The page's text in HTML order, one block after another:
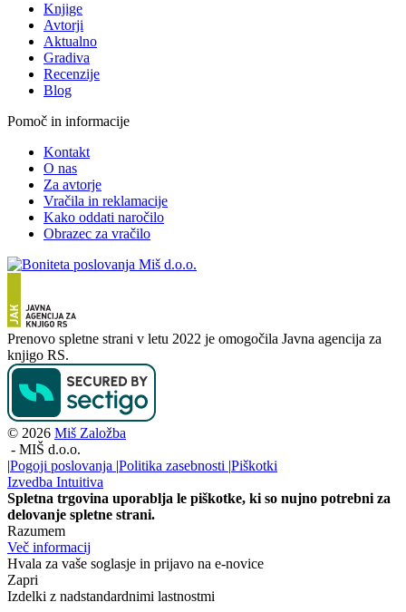
Knjige
Avtorji
Aktualno
Gradiva
Recenzije
Blog
Pomoč in informacije
Kontakt
O nas
Za avtorje
Vračila in reklamacije
Kako oddati naročilo
Obrazec za vračilo
Prenovo spletne strani v letu 2022 je omogočila Javna agencija za
knjigo RS.
© 2026 Miš Založba
- MIŠ d.o.o.
|Pogoji poslovanja |Politika zasebnosti |Piškotki
Izvedba Intuitiva
Spletna trgovina uporablja le piškotke, ki so nujno potrebni za
delovanje spletne strani.
Razumem
Več informacij
Hvala za vaše soglasje in prijavo na e-novice
Zapri
Izdelki z nadstandardnimi lastnostmi